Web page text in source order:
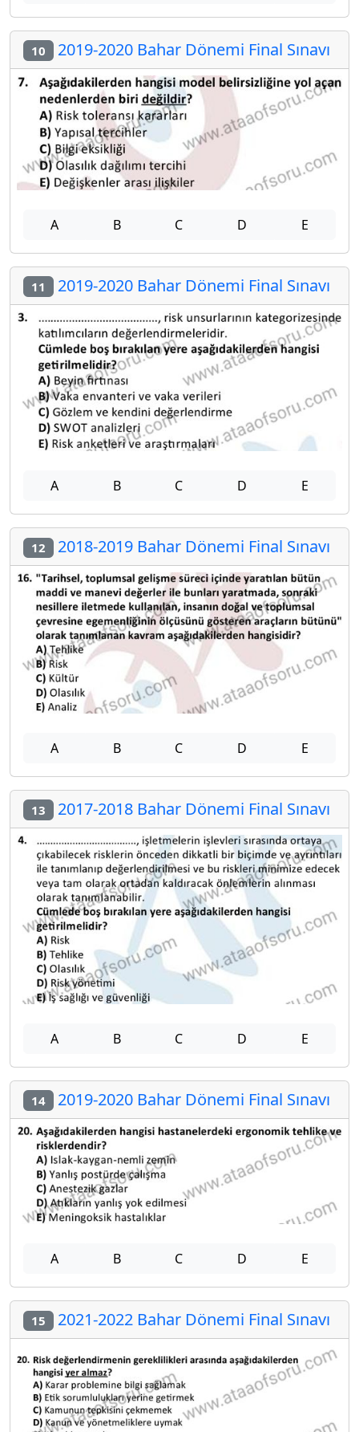
10 2019-2020 Bahar Dönemi Final Sınavı
A B C D E
11 2019-2020 Bahar Dönemi Final Sınavı
A B C D E
12 2018-2019 Bahar Dönemi Final Sınavı
A B C D E
13 2017-2018 Bahar Dönemi Final Sınavı
A B C D E
14 2019-2020 Bahar Dönemi Final Sınavı
A B C D E
15 2021-2022 Bahar Dönemi Final Sınavı